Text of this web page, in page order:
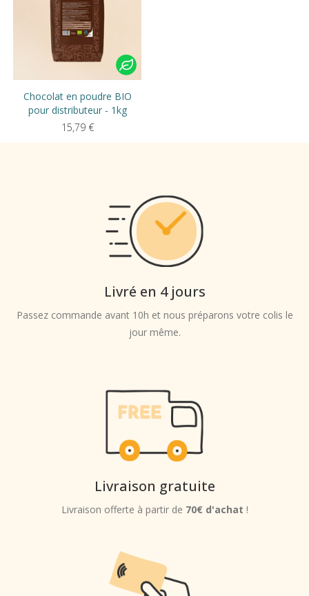
Chocolat en poudre BIO
pour distributeur - 1kg
15,79 €
Livré en 4 jours
Passez commande avant 10h et nous préparons votre colis le
jour même.
Livraison gratuite
Livraison offerte à partir de 70€ d'achat !